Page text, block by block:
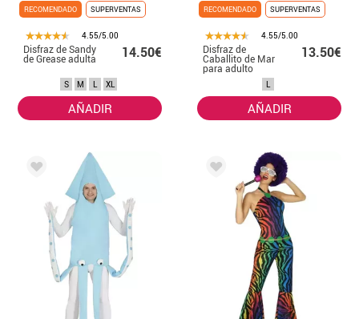
RECOMENDADO
SUPERVENTAS
4.55/5.00
Disfraz de Sandy
de Grease adulta 14.50€
S M L XL
AÑADIR
RECOMENDADO
SUPERVENTAS
4.55/5.00
Disfraz de
Caballito de Mar
para adulto
13.50€
L
AÑADIR